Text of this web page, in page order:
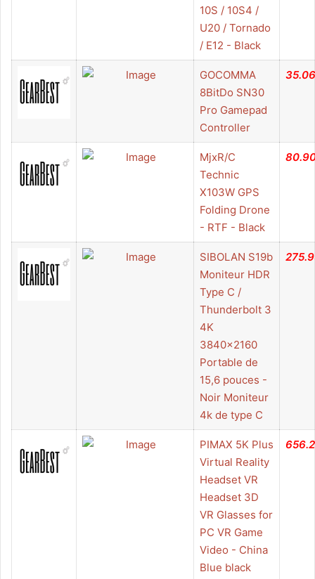
10S / 10S4 /
U20 / Tornado
/ E12 - Black
GOCOMMA
8BitDo SN30
Pro Gamepad
Controller
35.06
MjxR/C
Technic
X103W GPS
Folding Drone
- RTF - Black
SIBOLAN S19b
Moniteur HDR
Type C /
Thunderbolt 3
4K
3840x2160
Portable de
15,6 pouces -
Noir Moniteur
4k de type C
PIMAX 5K Plus
Virtual Reality
Headset VR
Headset 3D
VR Glasses for
PC VR Game
Video - China
Blue black